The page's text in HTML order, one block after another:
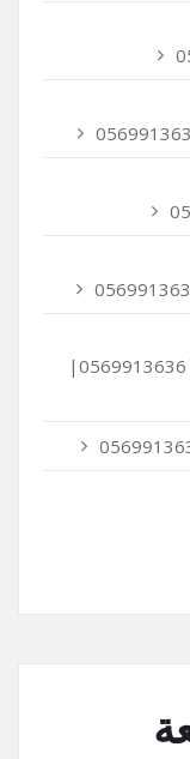
عاملات نظافة بالساعة في أم القيوين |0569913636|